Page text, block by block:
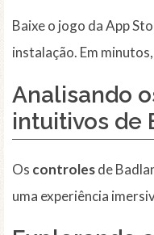
Baixe o jogo da App
instalação. Em
Analisando
intuitivos de
Os controlesde
uma experiência